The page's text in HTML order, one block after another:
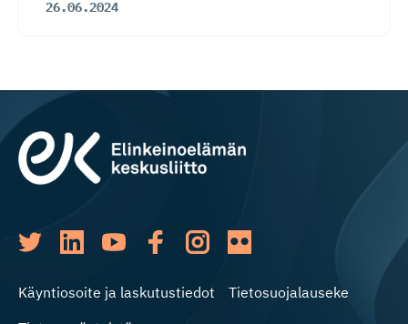
26.06.2024
Käyntiosoite ja laskutustiedot
Tietosuojalauseke